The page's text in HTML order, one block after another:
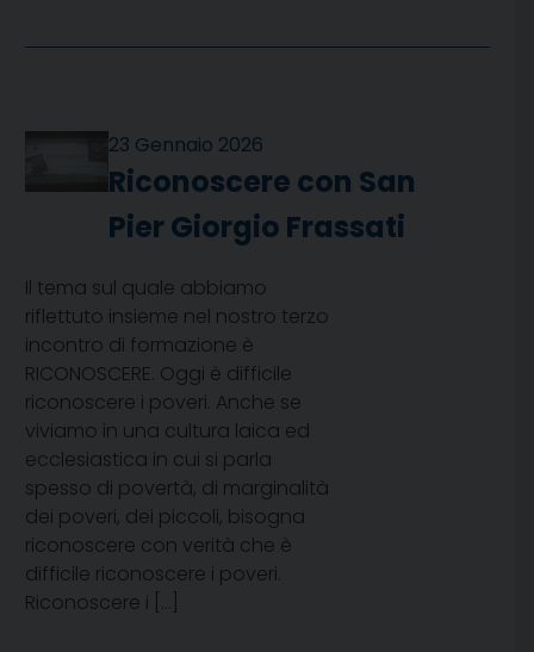
23 Gennaio 2026
Riconoscere con San
Pier Giorgio Frassati
Il tema sul quale abbiamo
riflettuto insieme nel nostro terzo
incontro di formazione è
RICONOSCERE. Oggi è difficile
riconoscere i poveri. Anche se
viviamo in una cultura laica ed
ecclesiastica in cui si parla
spesso di povertà, di marginalità
dei poveri, dei piccoli, bisogna
riconoscere con verità che è
difficile riconoscere i poveri.
Riconoscere i […]